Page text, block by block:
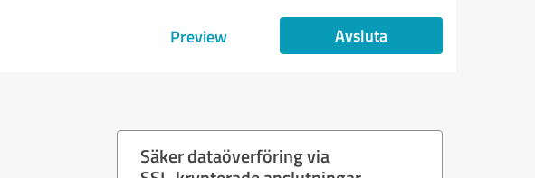
Preview Avsluta
Säker dataöverföring via